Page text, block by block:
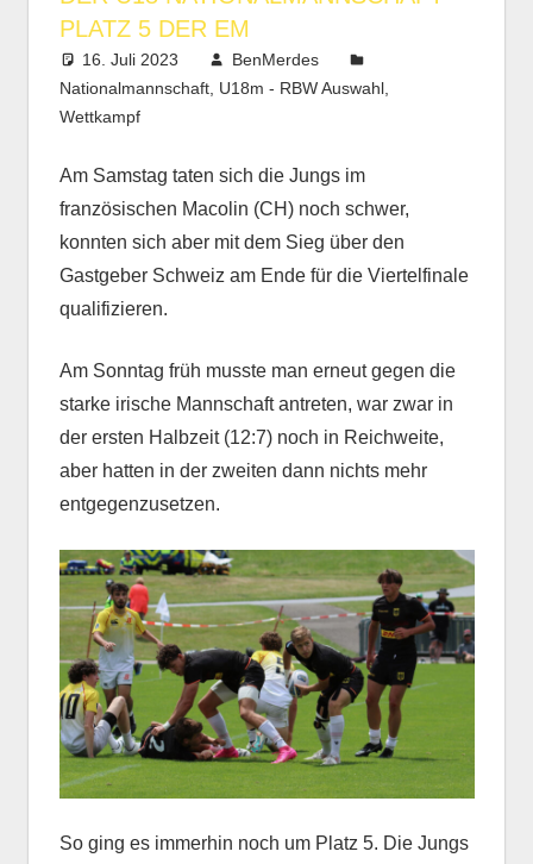
PLATZ 5 DER EM
16. Juli 2023
BenMerdes
Nationalmannschaft, U18m - RBW Auswahl,
Wettkampf
Am Samstag taten sich die Jungs im
französischen Macolin (CH) noch schwer,
konnten sich aber mit dem Sieg über den
Gastgeber Schweiz am Ende für die Viertelfinale
qualifizieren.
Am Sonntag früh musste man erneut gegen die
starke irische Mannschaft antreten, war zwar in
der ersten Halbzeit (12:7) noch in Reichweite,
aber hatten in der zweiten dann nichts mehr
entgegenzusetzen.
So ging es immerhin noch um Platz 5. Die Jungs